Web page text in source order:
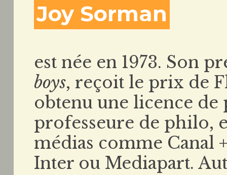
Joy Sorman
est née en 1973. Son
boys, reçoit le prix de
obtenu une licence
professeure de philo,
médias comme Canal
Inter ou Mediapart.